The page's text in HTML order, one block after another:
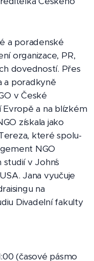
a poradenské
organizace, PR,
dovedností. Přes
a poradkyně
v České
a na blízkém
získala jako
které spolu-
NGO
v John´s
Jana vyučuje
na
Divadelní fakulty
(časové pásmo